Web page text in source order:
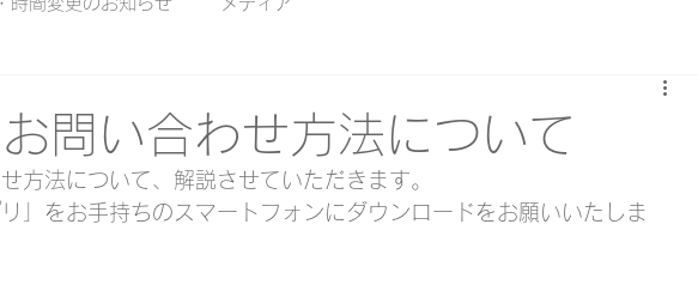
お問い合わせ方法について
方法について、解説させていただきます。
」をお手持ちのスマートフォンにダウンロードをお願いいたしま